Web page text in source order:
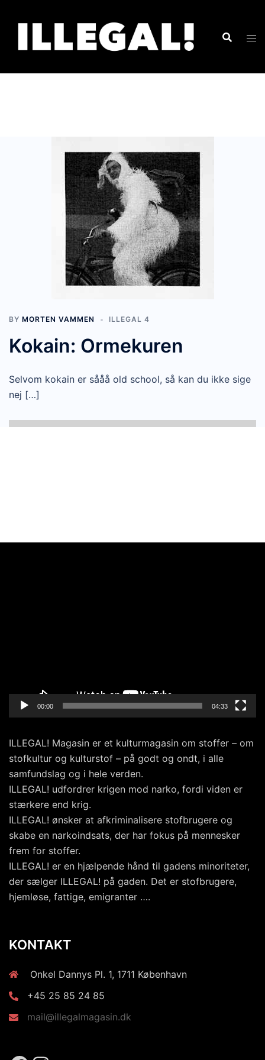
BY MORTEN VAMMEN ILLEGAL 4
Kokain: Ormekuren
Selvom kokain er sååå old school, så kan du ikke sige
nej […]
00:00 04:33
ILLEGAL! Magasin er et kulturmagasin om stoffer – om
stofkultur og kulturstof – på godt og ondt, i alle
samfundslag og i hele verden.
ILLEGAL! udfordrer krigen mod narko, fordi viden er
stærkere end krig.
ILLEGAL! ønsker at afkriminalisere stofbrugere og
skabe en narkoindsats, der har fokus på mennesker
frem for stoffer.
ILLEGAL! er en hjælpende hånd til gadens minoriteter,
der sælger ILLEGAL! på gaden. Det er stofbrugere,
hjemløse, fattige, emigranter ….
KONTAKT
Onkel Dannys Pl. 1, 1711 København
+45 25 85 24 85
mail@illegalmagasin.dk